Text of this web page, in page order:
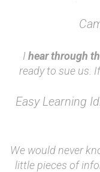
I hear through
ready to sue us.
Easy Learning
We would never
little pieces of